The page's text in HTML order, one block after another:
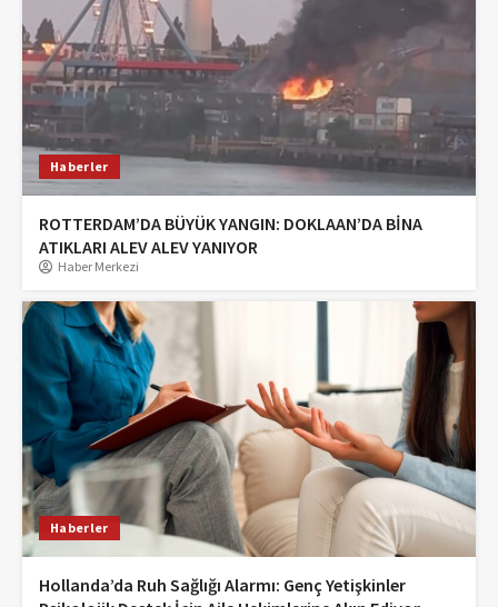
Haberler
ROTTERDAM’DA BÜYÜK YANGIN: DOKLAAN’DA BİNA
ATIKLARI ALEV ALEV YANIYOR
Haber Merkezi
Haberler
Hollanda’da Ruh Sağlığı Alarmı: Genç Yetişkinler